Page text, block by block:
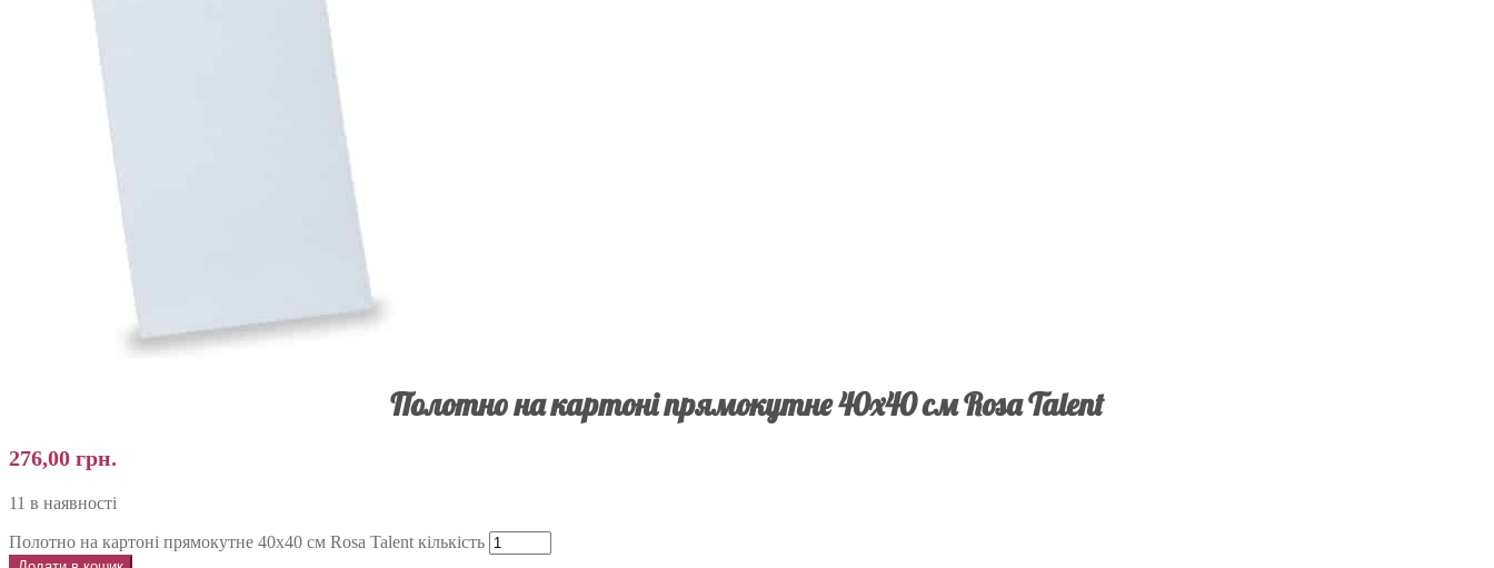
Полотно на картоні прямокутне 40х40 см Rosa Talent
276,00 грн.
11 в наявності
Полотно на картоні прямокутне 40х40 см Rosa Talent кількість